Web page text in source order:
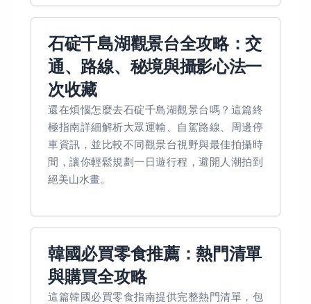
石碇千島湖觀景台全攻略：交
通、路線、秘境與攝影心法一
次收藏
還在煩惱怎麼去石碇千島湖觀景台嗎？這篇終
極指南詳細解析大眾運輸、自駕路線、周邊停
車資訊，並比較不同觀景台視野與最佳拍攝時
間，讓你輕鬆規劃一日遊行程，避開人潮拍到
絕美山水畫。
韓國必買零食推薦：熱門清單
與購買全攻略
這篇韓國必買零食指南提供完整熱門清單，包